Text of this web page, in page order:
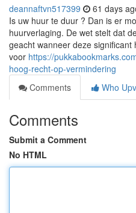
deannaftvn517399 61 days
Is uw huur te duur ? Dan is er
huurverlaging. De wet stelt dat
geacht wanneer deze
voor https://
hoog-recht-op-vermindering
Comments
Who
Comments
Submit a Comment
No HTML